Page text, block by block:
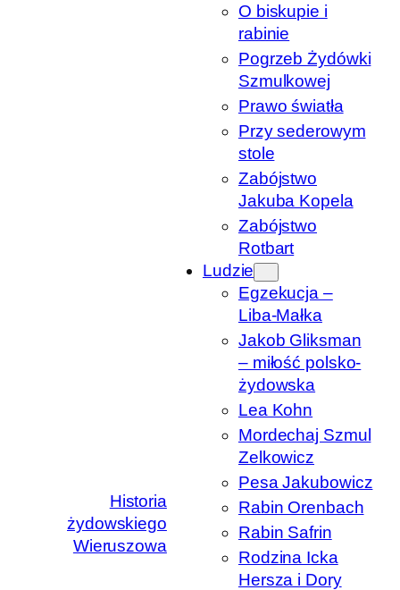
Historia
żydowskiego
Wieruszowa
O biskupie i
rabinie
Pogrzeb Żydówki
Szmulkowej
Prawo światła
Przy sederowym
stole
Zabójstwo
Jakuba Kopela
Zabójstwo
Rotbart
Ludzie
Egzekucja –
Liba-Małka
Jakob Gliksman
– miłość polsko-
żydowska
Lea Kohn
Mordechaj Szmul
Zelkowicz
Pesa Jakubowicz
Rabin Orenbach
Rabin Safrin
Rodzina Icka
Hersza i Dory